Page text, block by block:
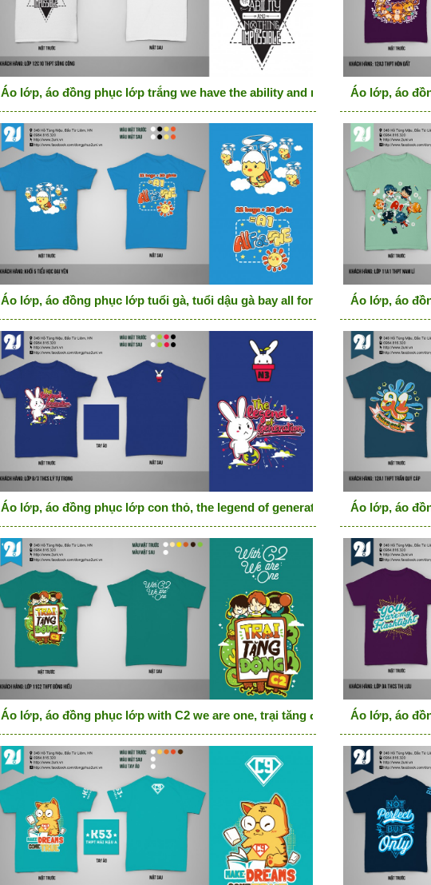
Áo lớp, áo đồng phục lớp trắng we have the ability and nothing is impossible
Áo lớp, áo
Áo lớp, áo đồng phục lớp tuổi gà, tuổi dậu gà bay all for one Áo lớp, áo
Áo lớp, áo đồng phục lớp con thỏ, the legend of generation Áo lớp, áo
Áo lớp, áo đồng phục lớp with C2 we are one, trại tăng động Áo lớp, áo